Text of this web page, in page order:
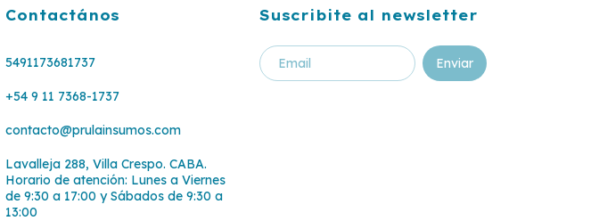
Contactános
5491173681737
+54 9 11 7368-1737
contacto@prulainsumos.com
Lavalleja 288, Villa Crespo. CABA.
Horario de atención: Lunes a Viernes
de 9:30 a 17:00 y Sábados de 9:30 a
13:00
Suscribite al newsletter